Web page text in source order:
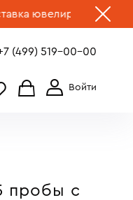
ювелирных изделий по
(499) 519-00-00
пробы c